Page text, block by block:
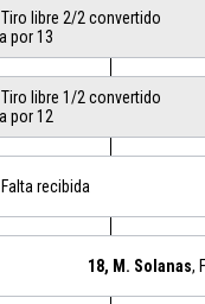
libre 2/2 convertido
por 13
libre 1/2 convertido
por 12
recibida
18, M. Solanas,